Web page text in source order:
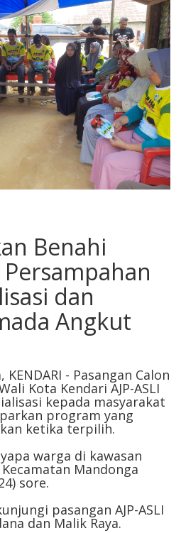
Benahi
dan
Angkut
KENDARI - Pasangan Calon
Kota Kendari AJP-ASLI
kepada masyarakat
program yang
ketika terpilih.
warga di kawasan
Mandonga
sore.
pasangan AJP-ASLI
dan Malik Raya.